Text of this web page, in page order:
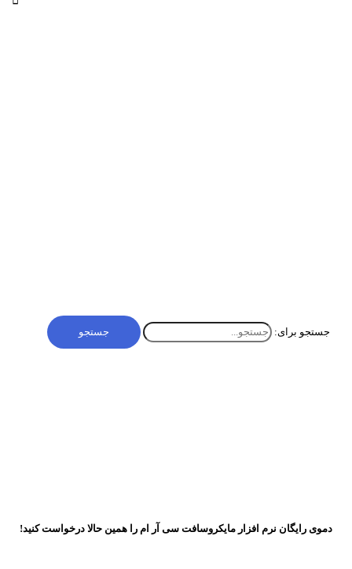
جستجو برای:
دموی رایگان نرم افزار مایکروسافت سی آر ام را همین حالا درخواست کنید!